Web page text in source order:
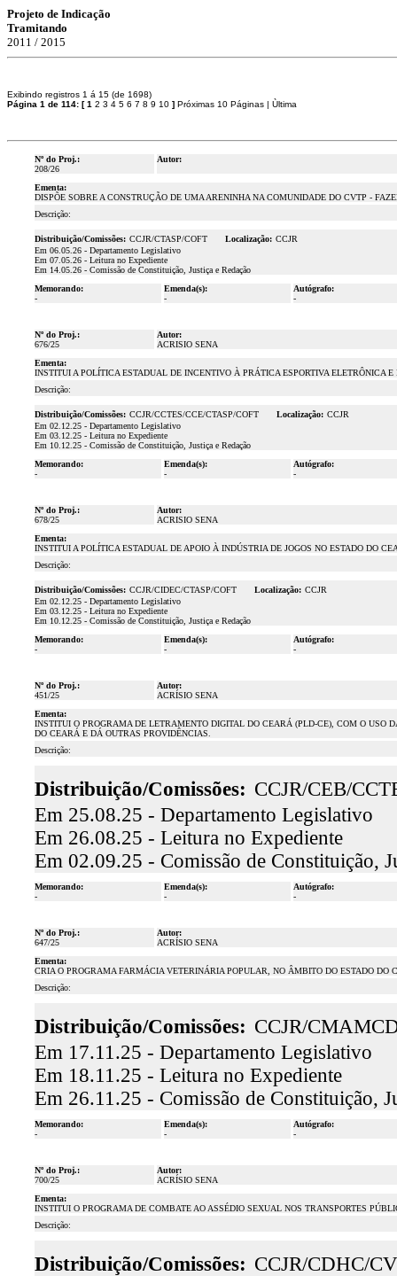
Projeto de Indicação
Tramitando
2011 / 2015
Exibindo registros 1 á 15 (de 1698)
Página 1 de 114: [1 2 3 4 5 6 7 8 9 10 ] Próximas 10 Páginas | Ùltima
Nº do Proj.:
208/26
Autor:
Ementa:
DISPÕE SOBRE A CONSTRUÇÃO DE UMA ARENINHA NA COMUNIDADE DO CVTP -
Descrição:
Distribuição/Comissões: CCJR/CTASP/COFT Localização: CCJR
Em 06.05.26 - Departamento Legislativo
Em 07.05.26 - Leitura no Expediente
Em 14.05.26 - Comissão de Constituição, Justiça e Redação
Memorando:
-
Emenda(s):
-
Autógrafo:
-
Nº do Proj.:
676/25
Autor:
ACRISIO SENA
Ementa:
INSTITUI A POLÍTICA ESTADUAL DE INCENTIVO À PRÁTICA ESPORTIVA ELETRÔNICA
Descrição:
Distribuição/Comissões: CCJR/CCTES/CCE/CTASP/COFT Localização: CCJR
Em 02.12.25 - Departamento Legislativo
Em 03.12.25 - Leitura no Expediente
Em 10.12.25 - Comissão de Constituição, Justiça e Redação
Memorando:
-
Emenda(s):
-
Autógrafo:
-
Nº do Proj.:
678/25
Autor:
ACRISIO SENA
Ementa:
INSTITUI A POLÍTICA ESTADUAL DE APOIO À INDÚSTRIA DE JOGOS NO ESTADO DO
Descrição:
Distribuição/Comissões: CCJR/CIDEC/CTASP/COFT Localização: CCJR
Em 02.12.25 - Departamento Legislativo
Em 03.12.25 - Leitura no Expediente
Em 10.12.25 - Comissão de Constituição, Justiça e Redação
Memorando:
-
Emenda(s):
-
Autógrafo:
-
Nº do Proj.:
451/25
Autor:
ACRÍSIO SENA
Ementa:
INSTITUI O PROGRAMA DE LETRAMENTO DIGITAL DO CEARÁ (PLD-CE), COM O USO
DO CEARÁ E DÁ OUTRAS PROVIDÊNCIAS.
Descrição:
Distribuição/Comissões: CCJR/CEB/
Em 25.08.25 - Departamento Legislativo
Em 26.08.25 - Leitura no Expediente
Em 02.09.25 - Comissão de Constituição,
Memorando:
-
Emenda(s):
-
Autógrafo:
-
Nº do Proj.:
647/25
Autor:
ACRÍSIO SENA
Ementa:
CRIA O PROGRAMA FARMÁCIA VETERINÁRIA POPULAR, NO ÂMBITO DO ESTADO DO
Descrição:
Distribuição/Comissões: CCJR/
Em 17.11.25 - Departamento Legislativo
Em 18.11.25 - Leitura no Expediente
Em 26.11.25 - Comissão de Constituição,
Memorando:
-
Emenda(s):
-
Autógrafo:
-
Nº do Proj.:
700/25
Autor:
ACRÍSIO SENA
Ementa:
INSTITUI O PROGRAMA DE COMBATE AO ASSÉDIO SEXUAL NOS TRANSPORTES
Descrição:
Distribuição/Comissões: CCJR/CDHC/